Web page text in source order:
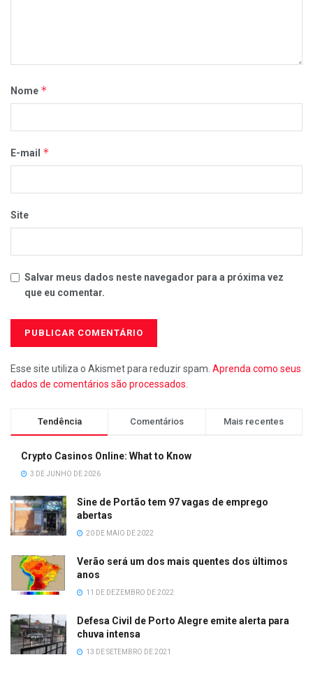
Nome *
E-mail *
Site
Salvar meus dados neste navegador para a próxima vez
que eu comentar.
Esse site utiliza o Akismet para reduzir spam. Aprenda como seus
dados de comentários são processados
Tendência Comentários Mais recentes
Crypto Casinos Online: What to Know
3 DE JUNHO DE 2026
Sine de Portão tem 97 vagas de emprego
abertas
20 DE MAIO DE 2022
Verão será um dos mais quentes dos últimos
anos
11 DE DEZEMBRO DE 2022
Defesa Civil de Porto Alegre emite alerta para
chuva intensa
13 DE SETEMBRO DE 2021